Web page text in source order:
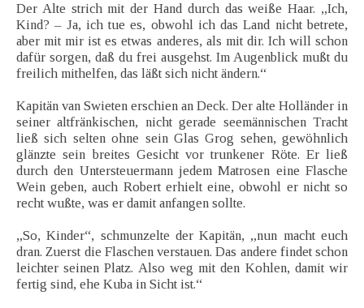
Der Alte strich mit der Hand durch das weiße Haar. „Ich,
Kind? – Ja, ich tue es, obwohl ich das Land nicht betrete,
aber mit mir ist es etwas anderes, als mit dir. Ich will schon
dafür sorgen, daß du frei ausgehst. Im Augenblick mußt du
freilich mithelfen, das läßt sich nicht ändern.“
Kapitän van Swieten erschien an Deck. Der alte Holländer in
seiner altfränkischen, nicht gerade seemännischen Tracht
ließ sich selten ohne sein Glas Grog sehen, gewöhnlich
glänzte sein breites Gesicht vor trunkener Röte. Er ließ
durch den Untersteuermann jedem Matrosen eine Flasche
Wein geben, auch Robert erhielt eine, obwohl er nicht so
recht wußte, was er damit anfangen sollte.
„So, Kinder“, schmunzelte der Kapitän, „nun macht euch
dran. Zuerst die Flaschen verstauen. Das andere findet schon
leichter seinen Platz. Also weg mit den Kohlen, damit wir
fertig sind, ehe Kuba in Sicht ist.“